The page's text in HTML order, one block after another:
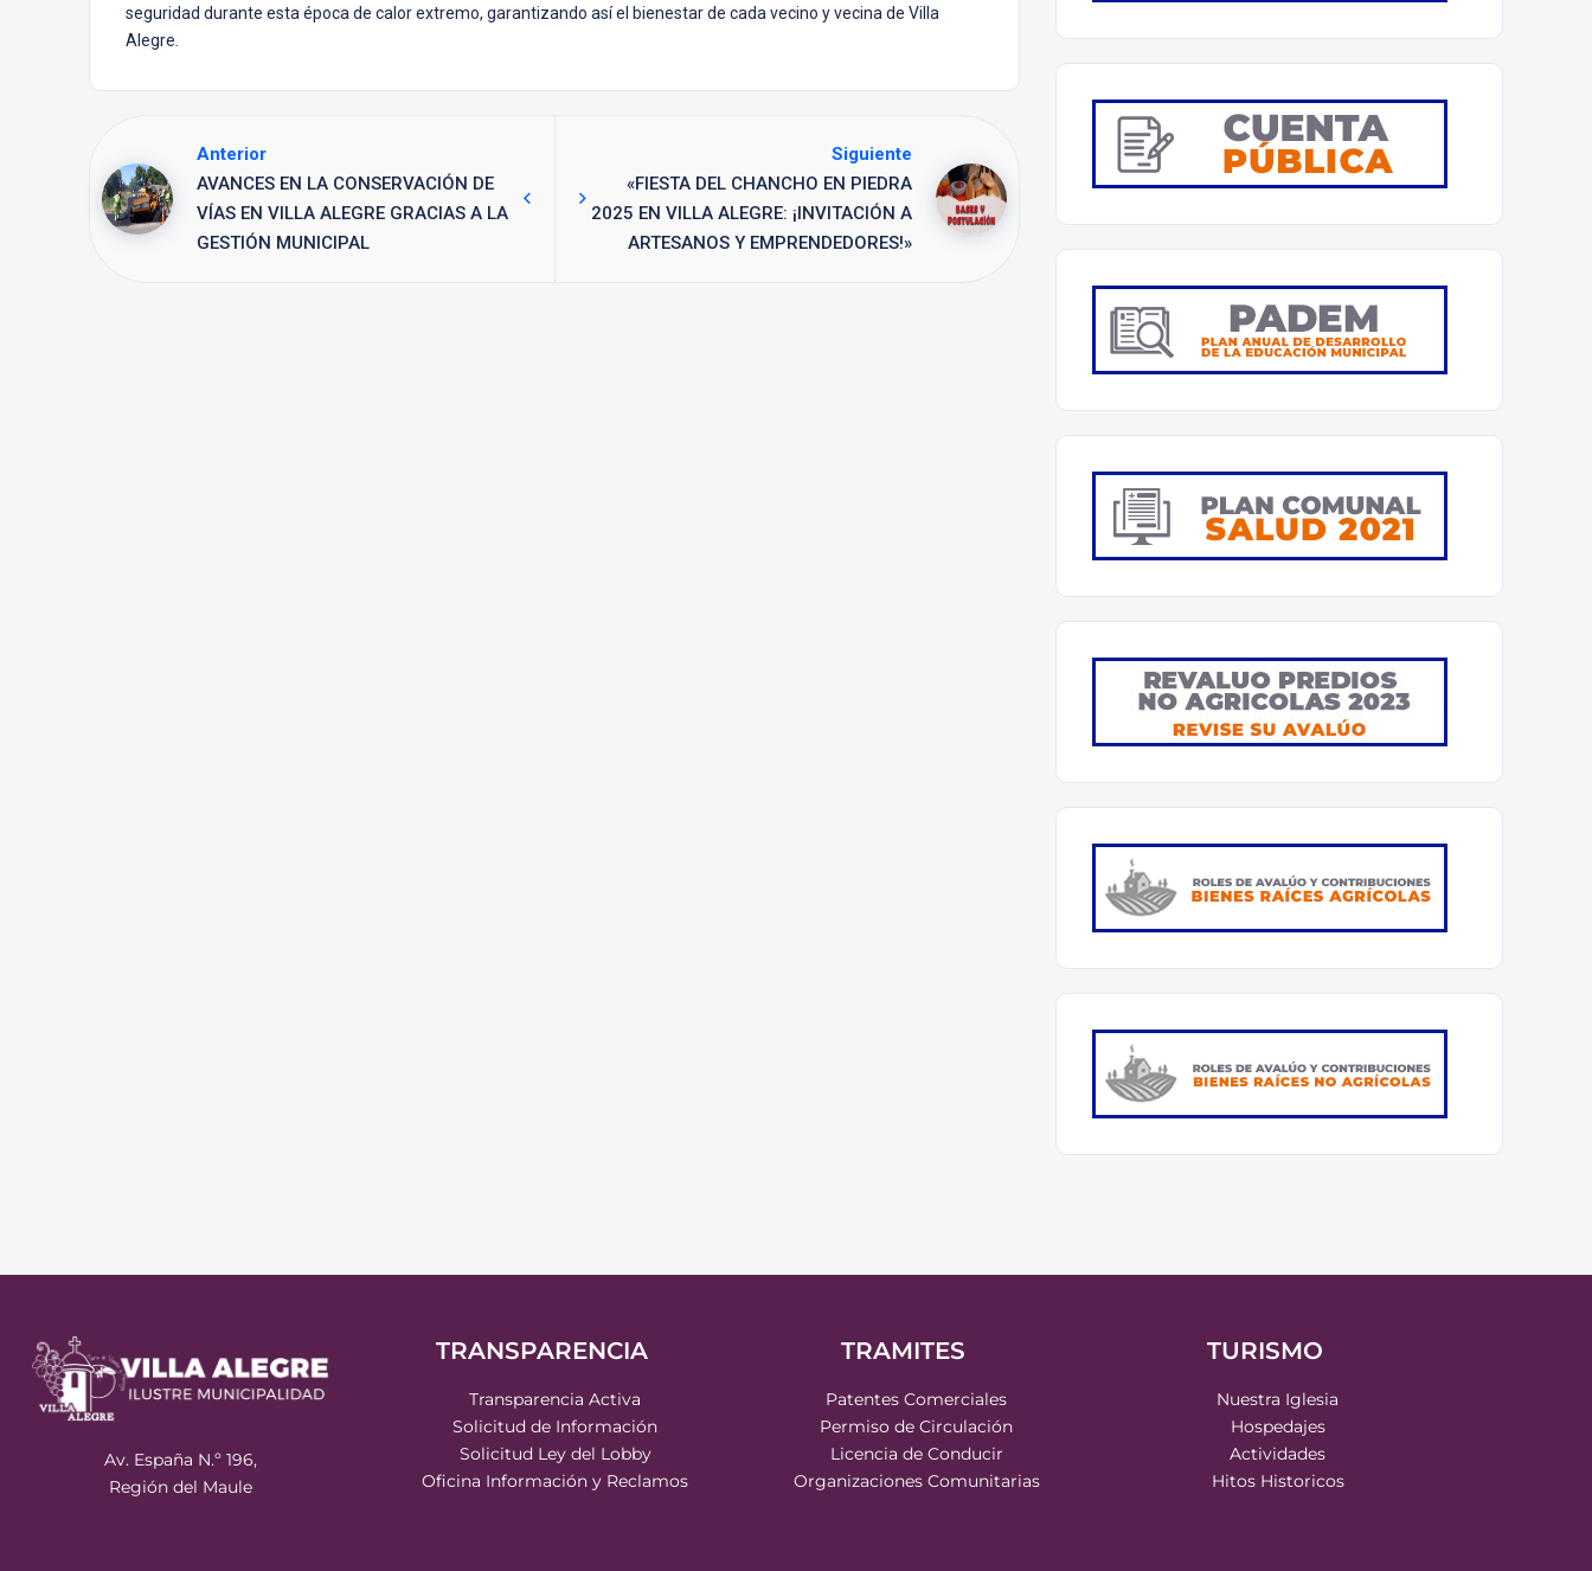
seguridad durante esta época de calor extremo, garantizando así el bienestar de cada vecino y vecina de Villa
Alegre.
Anterior
AVANCES EN LA CONSERVACIÓN DE
VÍAS EN VILLA ALEGRE GRACIAS A LA
GESTIÓN MUNICIPAL
Siguiente
«FIESTA DEL CHANCHO EN PIEDRA
2025 EN VILLA ALEGRE: ¡INVITACIÓN A
ARTESANOS Y EMPRENDEDORES!»
Av. España N.º 196,
Región del Maule
TRANSPARENCIA
Transparencia Activa
Solicitud de Información
Solicitud Ley del Lobby
Oficina Información y Reclamos
TRAMITES
Patentes Comerciales
Permiso de Circulación
Licencia de Conducir
Organizaciones Comunitarias
TURISMO
Nuestra Iglesia
Hospedajes
Actividades
Hitos Historicos